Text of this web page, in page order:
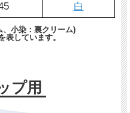
白
小染：裏クリーム)
表しています。
プ用